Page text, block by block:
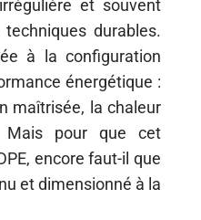
et souvent
durables.
à la configuration
énergétique :
maîtrisée, la chaleur
Mais pour que cet
encore faut-il que
et dimensionné à la